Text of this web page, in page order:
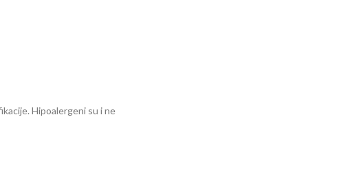
Hipoalergeni su i ne